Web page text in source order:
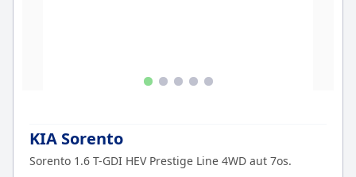
KIA Sorento
Sorento 1.6 T-GDI HEV Prestige Line 4WD aut 7os.